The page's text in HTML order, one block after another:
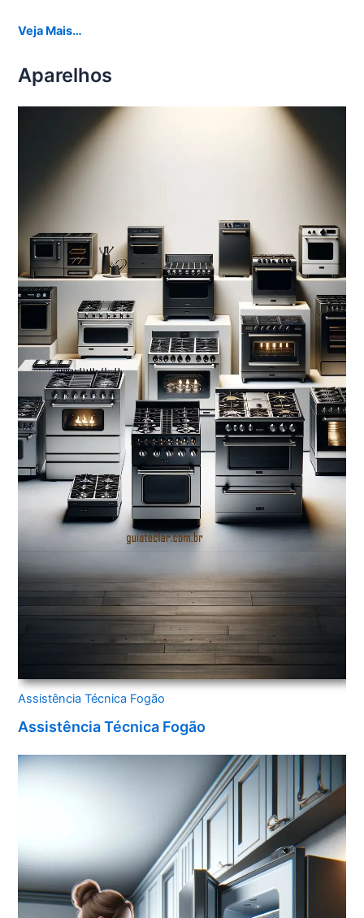
Veja Mais…
Aparelhos
Assistência Técnica Fogão
Assistência Técnica Fogão